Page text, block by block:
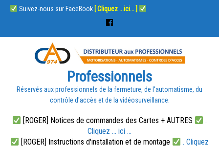
Suivez-nous sur FaceBook [ Cliquez ...ici... ]
Professionnels
Réservés aux professionnels de la fermeture, de l'automatisme, du
contrôle d'accès et de la vidéosurveillance.
[ROGER] Notices de commandes des Cartes + AUTRES
.
Cliquez ... ici ...
[ROGER] Instructions d'installation et de montage
. Cliquez